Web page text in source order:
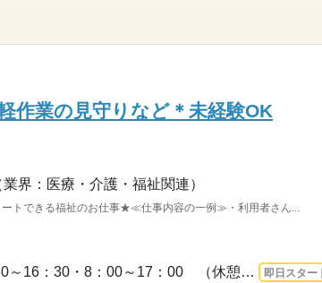
作業の見守りなど＊未経験OK
業界：医療・介護・福祉関連）
ートできる福祉のお仕事★≪仕事内容の一例≫・利用者さん...
長期 即日〜 / ＜シフト制/週3～＞・7：30～16：30・8：00～17：00 （休憩1h、残業な... 即日スター